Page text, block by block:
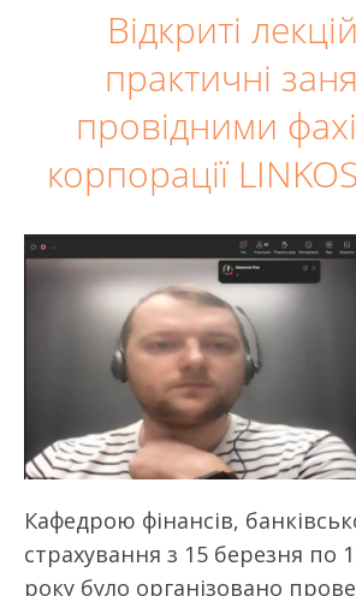
Відкриті
практичні
провідними
корпорації
Кафедрою фінансів,
страхування з 15 березня по
року було організовано